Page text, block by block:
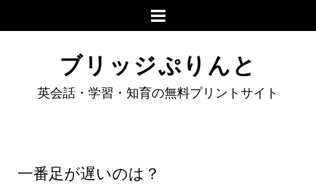
ブリッジぷりんと
英会話・学習・知育の無料プリントサイト
一番足が遅いのは？